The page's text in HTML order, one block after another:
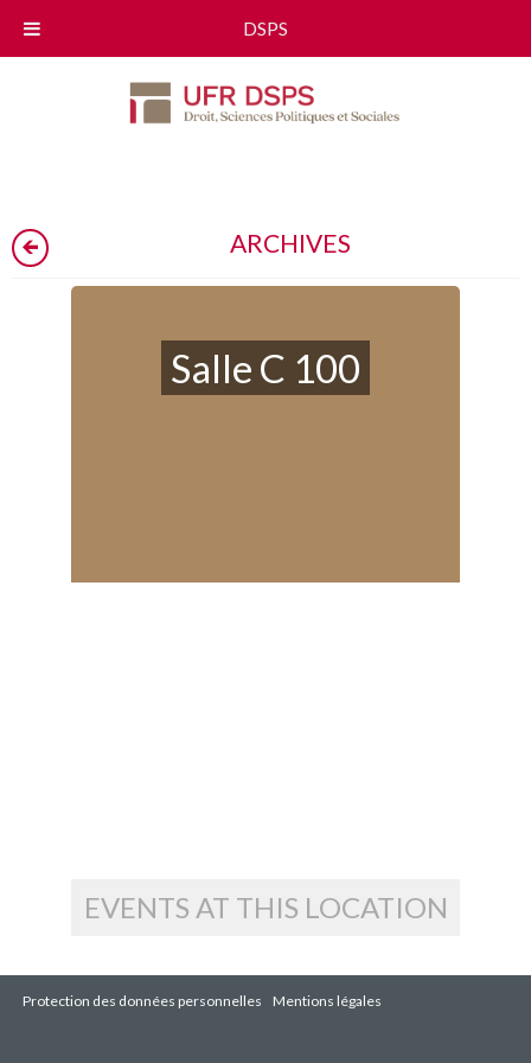
ARCHIVES
Salle C 100
EVENTS AT THIS LOCATION
Protection des données personnelles Mentions légales
DSPS